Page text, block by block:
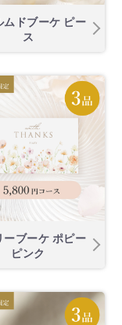
ムドブーケ ピー
ス
ーブーケ ポピー
ピンク